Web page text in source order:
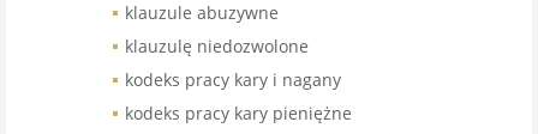
klauzule abuzywne
klauzulę niedozwolone
kodeks pracy kary i nagany
kodeks pracy kary pieniężne